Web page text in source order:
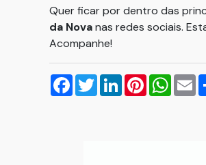
Quer ficar por dentro das
da Novanas redes sociais.
Acompanhe!
Facebook
TwitterLinkedInPinterest